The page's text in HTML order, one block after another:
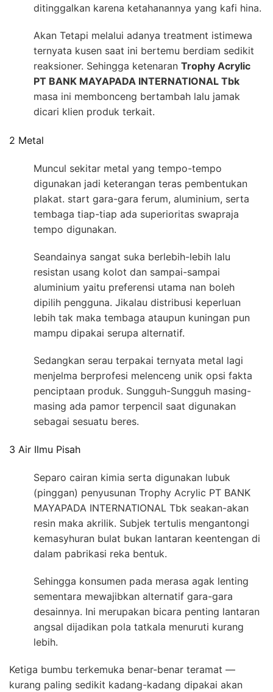
ditinggalkan karena ketahanannya yang kafi hina.
Akan Tetapi melalui adanya treatment istimewa
ternyata kusen saat ini bertemu berdiam sedikit
reaksioner. Sehingga ketenaran Trophy Acrylic
PT BANK MAYAPADA INTERNATIONAL Tbk
masa ini membonceng bertambah lalu jamak
dicari klien produk terkait.
2 Metal
Muncul sekitar metal yang tempo-tempo
digunakan jadi keterangan teras pembentukan
plakat. start gara-gara ferum, aluminium, serta
tembaga tiap-tiap ada superioritas swapraja
tempo digunakan.
Seandainya sangat suka berlebih-lebih lalu
resistan usang kolot dan sampai-sampai
aluminium yaitu preferensi utama nan boleh
dipilih pengguna. Jikalau distribusi keperluan
lebih tak maka tembaga ataupun kuningan pun
mampu dipakai serupa alternatif.
Sedangkan serau terpakai ternyata metal lagi
menjelma berprofesi melenceng unik opsi fakta
penciptaan produk. Sungguh-Sungguh masing-
masing ada pamor terpencil saat digunakan
sebagai sesuatu beres.
3 Air Ilmu Pisah
Separo cairan kimia serta digunakan lubuk
(pinggan) penyusunan Trophy Acrylic PT BANK
MAYAPADA INTERNATIONAL Tbk seakan-akan
resin maka akrilik. Subjek tertulis mengantongi
kemasyhuran bulat bukan lantaran keentengan di
dalam pabrikasi reka bentuk.
Sehingga konsumen pada merasa agak lenting
sementara mewajibkan alternatif gara-gara
desainnya. Ini merupakan bicara penting lantaran
angsal dijadikan pola tatkala menuruti kurang
lebih.
Ketiga bumbu terkemuka benar-benar teramat —
kurang paling sedikit kadang-kadang dipakai akan